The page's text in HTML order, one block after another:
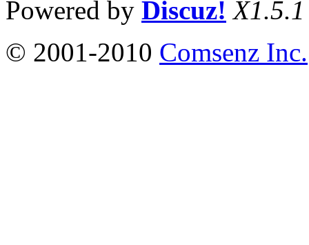
Powered by Discuz! X1.5.1
© 2001-2010 Comsenz Inc.